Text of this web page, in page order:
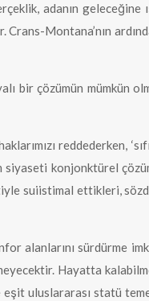
adanın geleceğine
Montana’nın
bir çözümün mümkün
reddederken,
konjonktürel
suiistimal ettikleri,
alanlarını sürdürme
Hayatta
eşit uluslararası statü